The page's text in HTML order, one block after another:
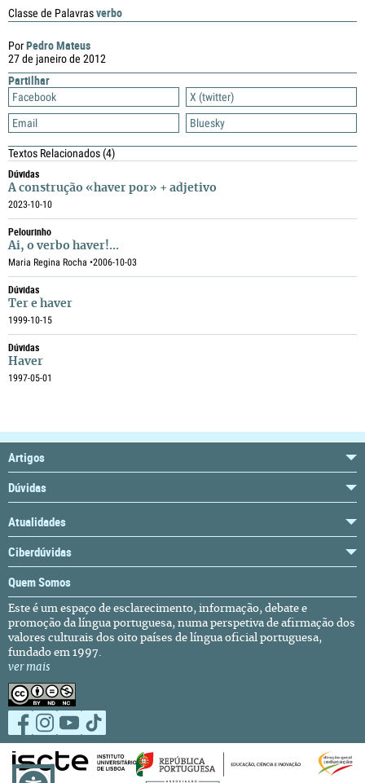
PorPedro Mateus
27 de janeiro de 2012
Partilhar
Facebook
X (twitter)
Email
Bluesky
Textos Relacionados(4)
Dúvidas
A construção «haver por» + adjetivo
2023-10-10
Pelourinho
Ai, o verbo haver!...
Maria Regina Rocha •2006-10-03
Dúvidas
Ter e haver
1999-10-15
Dúvidas
Haver
1997-05-01
Classe de Palavrasverbo
Artigos
Dúvidas
Atualidades
Ciberdúvidas
Quem Somos
Este é um espaço de esclarecimento, informação, debate e
promoção da língua portuguesa, numa perspetiva de afirmação dos
valores culturais dos oito países de língua oficial portuguesa,
fundado em 1997.
ver mais